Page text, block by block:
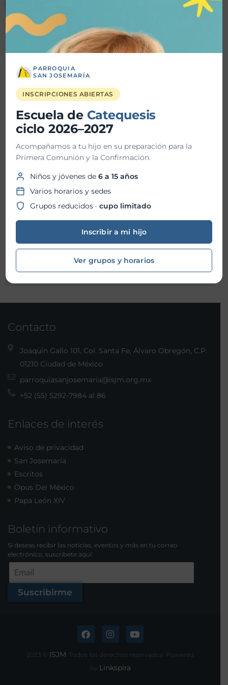
Detalles
Fecha inicio:
Fecha fin:
Hora inicio:08:00 PM
Hora fin:
Contacto
Joaquín Gallo 101, Col. Santa Fe, Álvaro Obregón, C.P.
01210 Ciudad de México
parroquiasanjosemaria@isjm.org.mx
+52 (55) 5292-7984 al 86
Enlaces de interés
Aviso de privacidad
San Josemaría
Escritos
Opus Dei México
Papa León XIV
Boletín informativo
Si deseas recibir las noticias, eventos y más en tu correo
electrónico, suscríbete aquí:
Suscribirme
2023 © ISJM . Todos los derechos reservados. Powered
by Linkspira
PARROQUIA
SAN JOSEMARÍA
INSCRIPCIONES ABIERTAS
Escuela de Catequesis
ciclo 2026–2027
Acompañamos a tu hijo en su preparación para la
Primera Comunión y la Confirmación.
Niños y jóvenes de6 a 15 años
Varios horarios y sedes
Grupos reducidos ·cupo limitado
Inscribir a mi hijo
Ver grupos y horarios